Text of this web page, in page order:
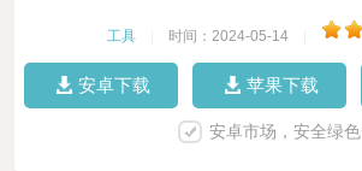
工具 时间：2024-05-14
安卓下载 苹果下载
安卓市场，安全绿色